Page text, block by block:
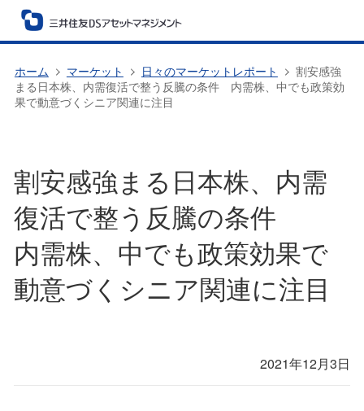
ホーム マーケット 日々のマーケットレポート
割安感強
まる日本株、内需復活で整う反騰の条件 内需株、中でも政策効
果で動意づくシニア関連に注目
割安感強まる日本株、内需
復活で整う反騰の条件
内需株、中でも政策効果で
動意づくシニア関連に注目
2021年12月3日